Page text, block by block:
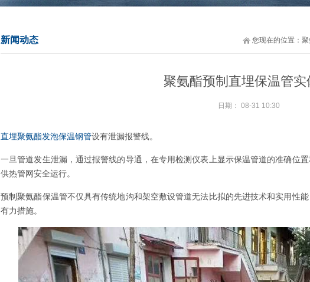
您现在的位置：
新闻动态
聚氨酯预制直埋保温管实
日期： 08-31 10:30
直埋聚氨酯发泡保温钢管设有泄漏报警线。
一旦管道发生泄漏，通过报警线的导通，在专用检测仪表上显示保温管道的准确位
供热管网安全运行。
预制聚氨酯保温管不仅具有传统地沟和架空敷设管道无法比拟的先进技术和实用性
有力措施。